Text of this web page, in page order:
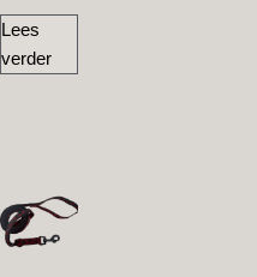
Lees
verder